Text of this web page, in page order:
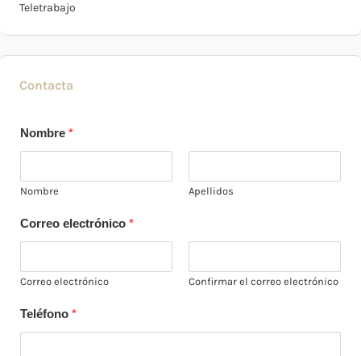
Teletrabajo
Contacta
Nombre *
Nombre Apellidos
Correo electrónico *
Correo electrónico Confirmar el correo electrónico
Teléfono *